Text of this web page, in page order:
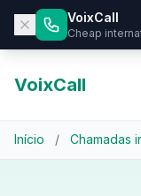
VoixCall
Cheap
VoixCall
Início / Chamadas